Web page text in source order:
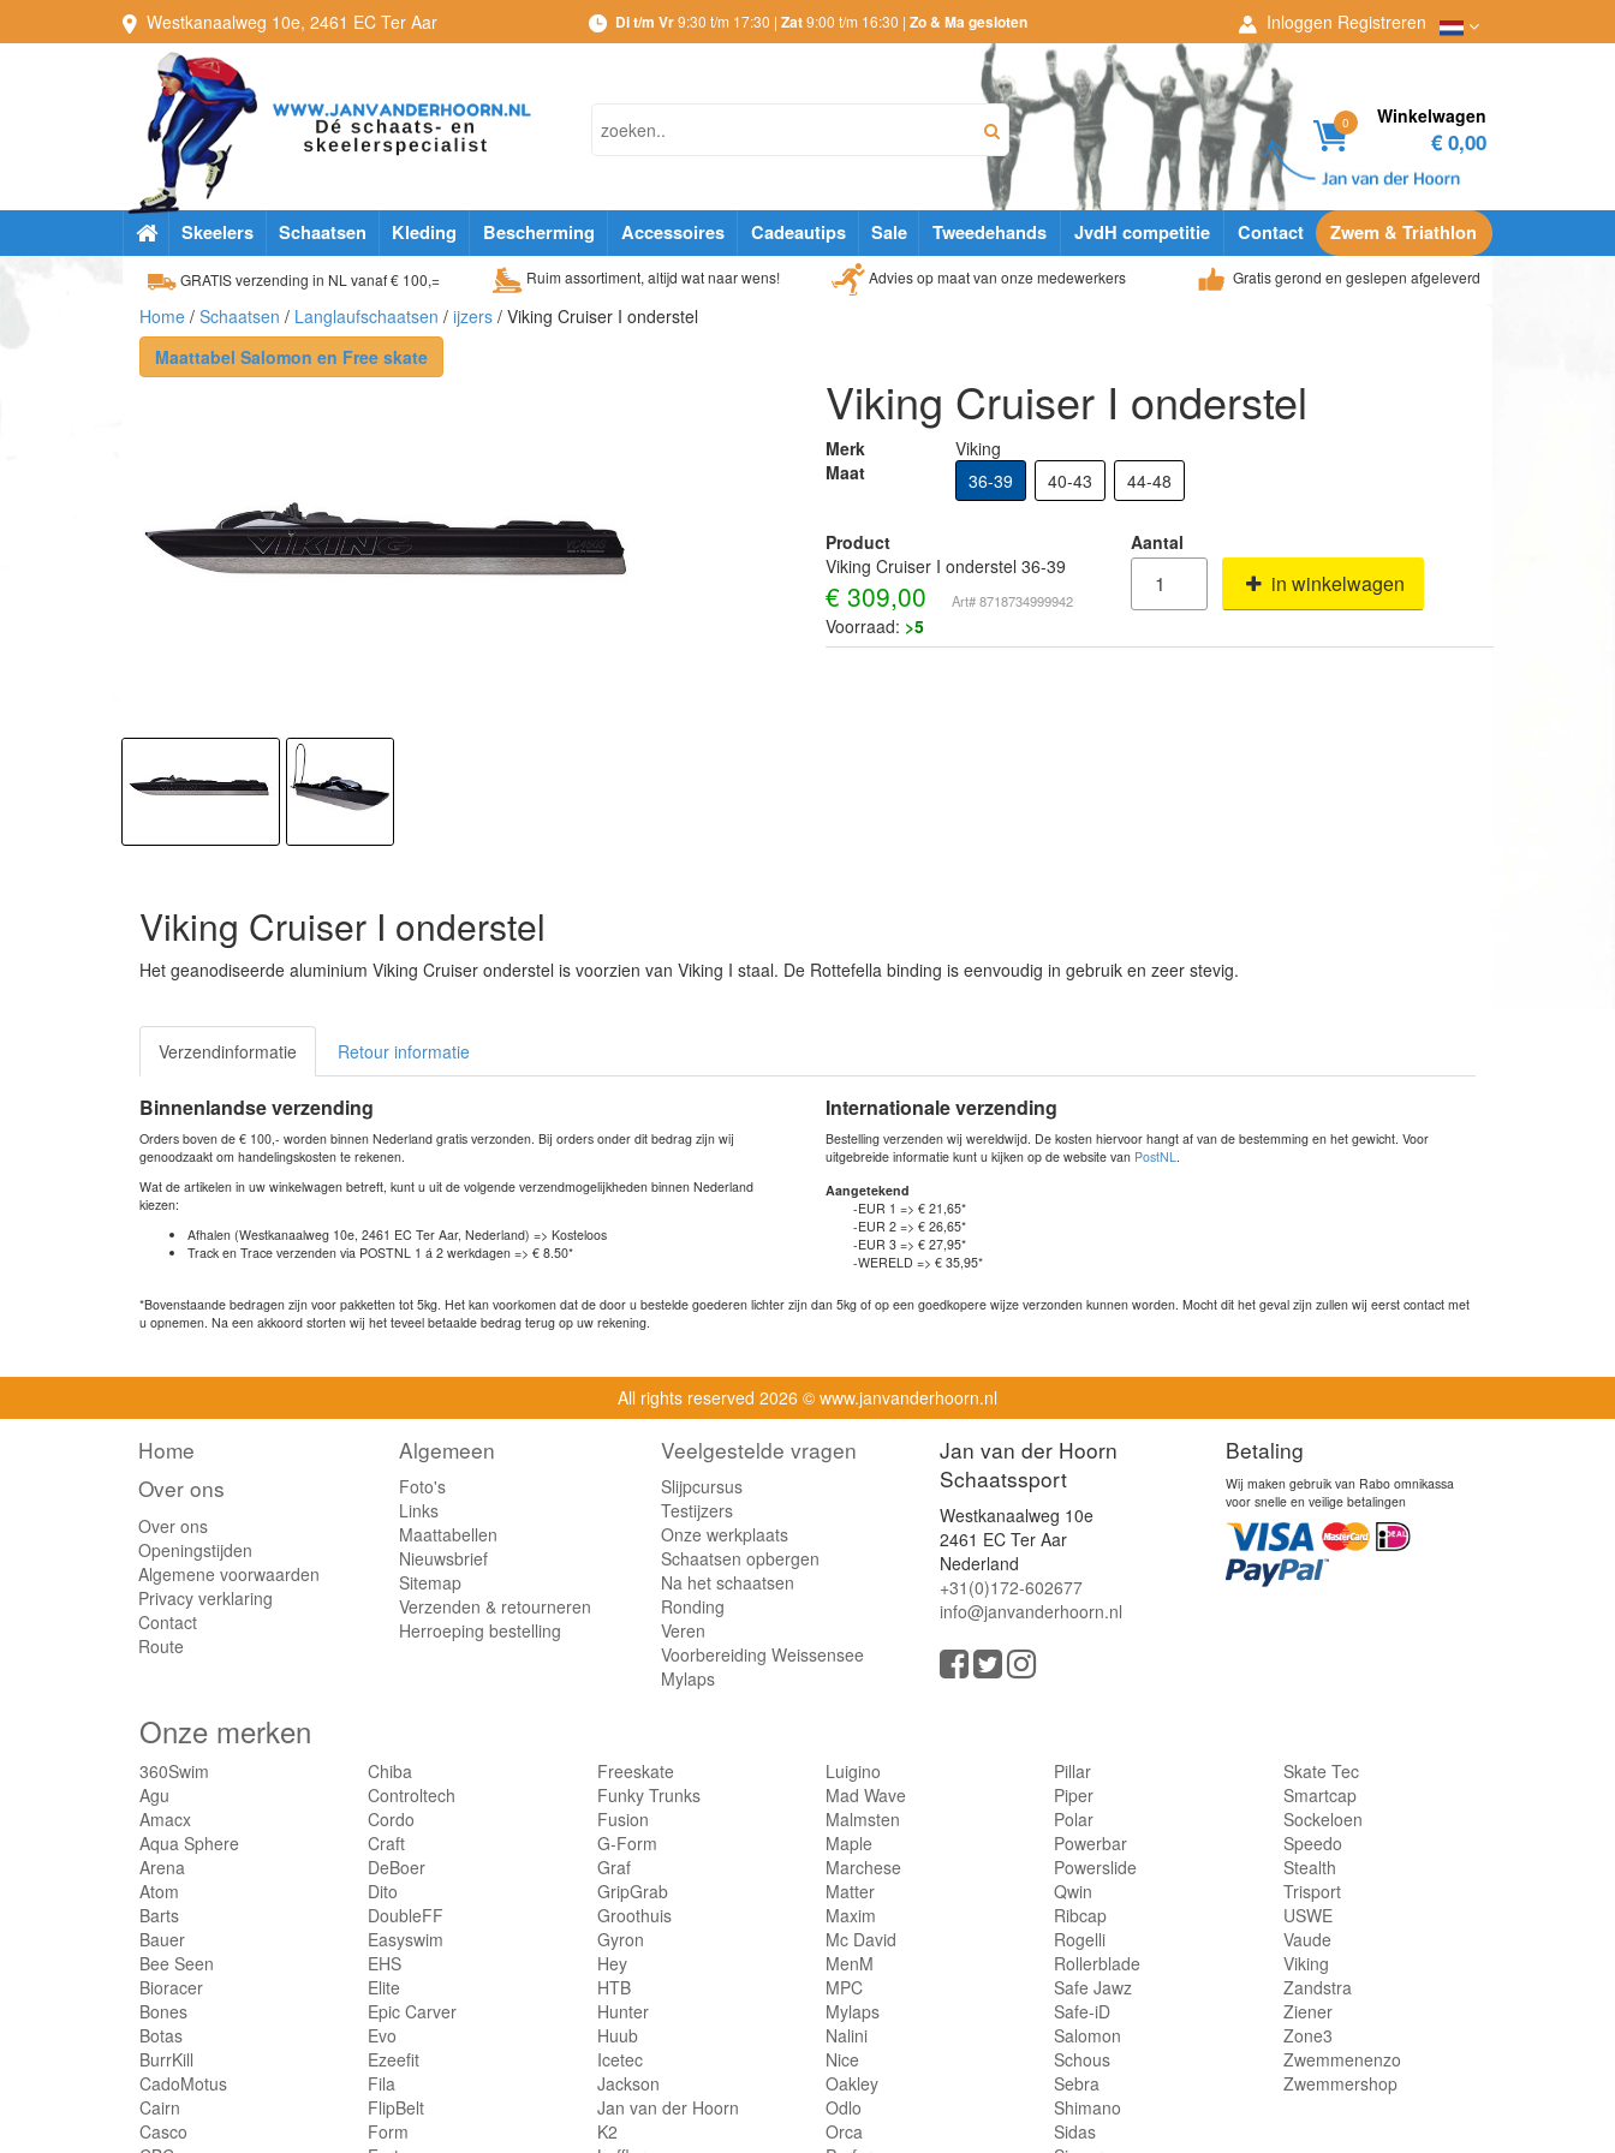
Westkanaalweg 10e, 2461 EC Ter Aar Di t/m Vr9:30 t/m 17:30 | Zat9:00 t/m 16:30 | Zo & Ma gesloten Inloggen Registreren
0 Winkelwagen
€ 0,00
Skeelers Schaatsen Kleding Bescherming Accessoires Cadeautips Sale Tweedehands JvdH competitie Contact Zwem & Triathlon
GRATIS verzending in NL vanaf € 100,= Ruim assortiment, altijd wat naar wens! Advies op maat van onze medewerkers Gratis gerond en geslepen afgeleverd
Home / Schaatsen / Langlaufschaatsen / ijzers / Viking Cruiser I onderstel
Maattabel Salomon en Free skate
Viking Cruiser I onderstel
Merk
Viking
Maat
36-39 40-43 44-48
Product
Aantal
Viking Cruiser I onderstel 36-39
€ 309,00 Art# 8718734999942
in winkelwagen
Voorraad: >5
Viking Cruiser I onderstel
Het geanodiseerde aluminium Viking Cruiser onderstel is voorzien van Viking I staal. De Rottefella binding is eenvoudig in gebruik en zeer stevig.
Verzendinformatie Retour informatie
Binnenlandse verzending
Orders boven de € 100,- worden binnen Nederland gratis verzonden. Bij orders onder dit bedrag zijn wij
genoodzaakt om handelingskosten te rekenen.
Wat de artikelen in uw winkelwagen betreft, kunt u uit de volgende verzendmogelijkheden binnen Nederland
kiezen:
Afhalen (Westkanaalweg 10e, 2461 EC Ter Aar, Nederland) => Kosteloos
Track en Trace verzenden via POSTNL 1 á 2 werkdagen => € 8.50*
Internationale verzending
Bestelling verzenden wij wereldwijd. De kosten hiervoor hangt af van de bestemming en het gewicht. Voor
uitgebreide informatie kunt u kijken op de website van PostNL
Aangetekend
-EUR 1 => € 21,65*
-EUR 2 => € 26,65*
-EUR 3 => € 27,95*
-WERELD => € 35,95*
*Bovenstaande bedragen zijn voor pakketten tot 5kg. Het kan voorkomen dat de door u bestelde goederen lichter zijn dan 5kg of op een goedkopere wijze verzonden kunnen worden. Mocht dit het geval zijn zullen wij eerst contact met
u opnemen. Na een akkoord storten wij het teveel betaalde bedrag terug op uw rekening.
All rights reserved 2026 © www.janvanderhoorn.nl
Home
Over ons
Over ons
Openingstijden
Algemene voorwaarden
Privacy verklaring
Contact
Route
Algemeen
Foto's
Links
Maattabellen
Nieuwsbrief
Sitemap
Verzenden & retourneren
Herroeping bestelling
Veelgestelde vragen
Slijpcursus
Testijzers
Onze werkplaats
Schaatsen opbergen
Na het schaatsen
Ronding
Veren
Voorbereiding Weissensee
Mylaps
Jan van der Hoorn
Schaatssport
Westkanaalweg 10e
2461 EC Ter Aar
Nederland
+31(0)172-602677
info@janvanderhoorn.nl
Betaling
Wij maken gebruik van Rabo omnikassa
voor snelle en veilige betalingen
Onze merken
360Swim
Agu
Amacx
Aqua Sphere
Arena
Atom
Barts
Bauer
Bee Seen
Bioracer
Bones
Botas
BurrKill
CadoMotus
Cairn
Casco
Chiba
Controltech
Cordo
Craft
DeBoer
Dito
DoubleFF
Easyswim
EHS
Elite
Epic Carver
Evo
Ezeefit
Fila
FlipBelt
Form
Freeskate
Funky Trunks
Fusion
G-Form
Graf
GripGrab
Groothuis
Gyron
Hey
HTB
Hunter
Huub
Icetec
Jackson
Jan van der Hoorn
K2
Luigino
Mad Wave
Malmsten
Maple
Marchese
Matter
Maxim
Mc David
MenM
MPC
Mylaps
Nalini
Nice
Oakley
Odlo
Orca
Pillar
Piper
Polar
Powerbar
Powerslide
Qwin
Ribcap
Rogelli
Rollerblade
Safe Jawz
Safe-iD
Salomon
Schous
Sebra
Shimano
Sidas
Skate Tec
Smartcap
Sockeloen
Speedo
Stealth
Trisport
USWE
Vaude
Viking
Zandstra
Ziener
Zone3
Zwemmenenzo
Zwemmershop